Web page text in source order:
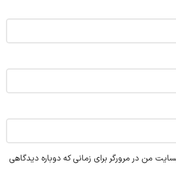
من در مرورگر برای زمانی که دوباره دیدگاهی